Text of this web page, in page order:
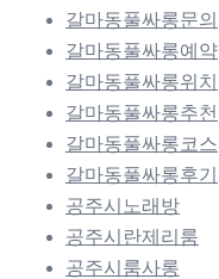
갈마동풀싸롱문의
갈마동풀싸롱예약
갈마동풀싸롱위치
갈마동풀싸롱추천
갈마동풀싸롱코스
갈마동풀싸롱후기
공주시노래방
공주시란제리룸
공주시룸사롱